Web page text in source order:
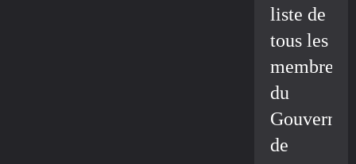
liste de
tous les
membres
du
de